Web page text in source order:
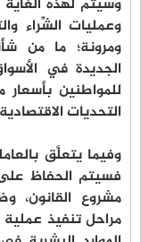
وعمليات الشِّراء
ومرونة؛ ما من
الجديدة في
للمواطنين
التحديات
وفيما يتعلَّق
فسيتم الحفاظ
مشروع القانون،
مراحل تنفيذ